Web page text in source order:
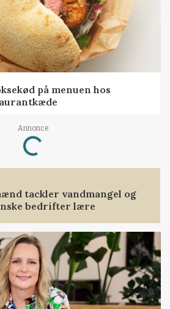
på menuen hos
Annonce
Loading...
tackler vandmangel og
bedrifter lære